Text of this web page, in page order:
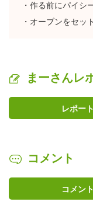
・作る前にパイシ
・オーブンをセット
まーさんレ
レポー
コメント
コメン